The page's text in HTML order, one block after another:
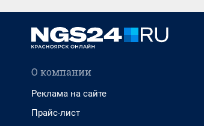
О компании
Реклама на сайте
Прайс-лист